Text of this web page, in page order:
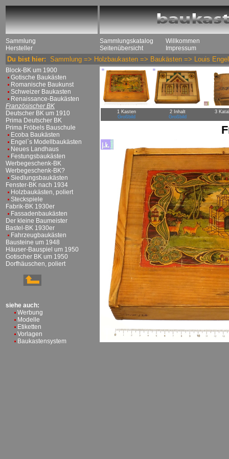
Sammlung
Hersteller
Sammlungskatalog
Seitenübersicht
Willkommen
Impressum
Du bist hier: Sammlung => Holzbaukasten => Baukästen => Louis
Block-BK um 1900
Gotische Baukästen
Romanische Baukunst
Schweizer Baukasten
Renaissance-Baukästen
Französischer BK
Deutscher BK um 1910
Prima Deutscher BK
Prima Fröbels Bauschule
Ecoba Baukästen
Engel`s Modellbaukästen
Neues Landhaus
Festungsbaukästen
Werbegeschenk-BK
Werbegeschenk-BK?
Siedlungsbaukästen
Fenster-BK nach 1934
Holzbaukästen, poliert
Steckspiele
Fabrik-BK 1930er
Fassadenbaukästen
Der kleine Baumeister
Bastel-BK 1930er
Fahrzeugbaukästen
Bausteine um 1948
Häuser-Bauspiel um 1950
Gotischer BK um 1950
Dorfhäuschen, poliert
siehe auch:
Werbung
Modelle
Etiketten
Vorlagen
Baukastensystem
1 Kasten
Großbild
2 Inhalt
Großbild
3